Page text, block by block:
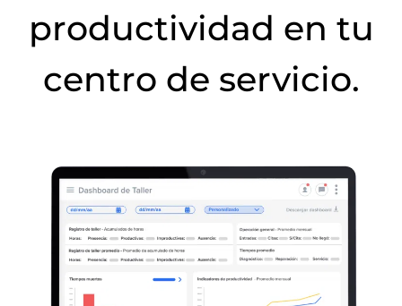
productividad en tu
centro de servicio.